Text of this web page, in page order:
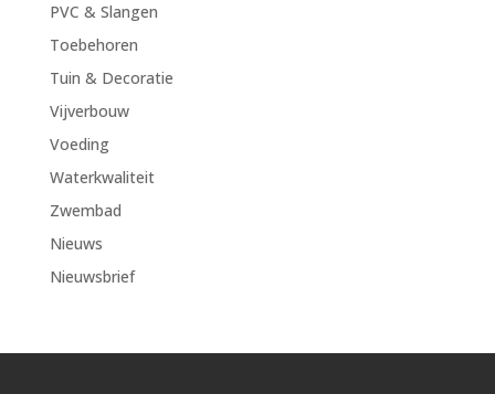
PVC & Slangen
Toebehoren
Tuin & Decoratie
Vijverbouw
Voeding
Waterkwaliteit
Zwembad
Nieuws
Nieuwsbrief